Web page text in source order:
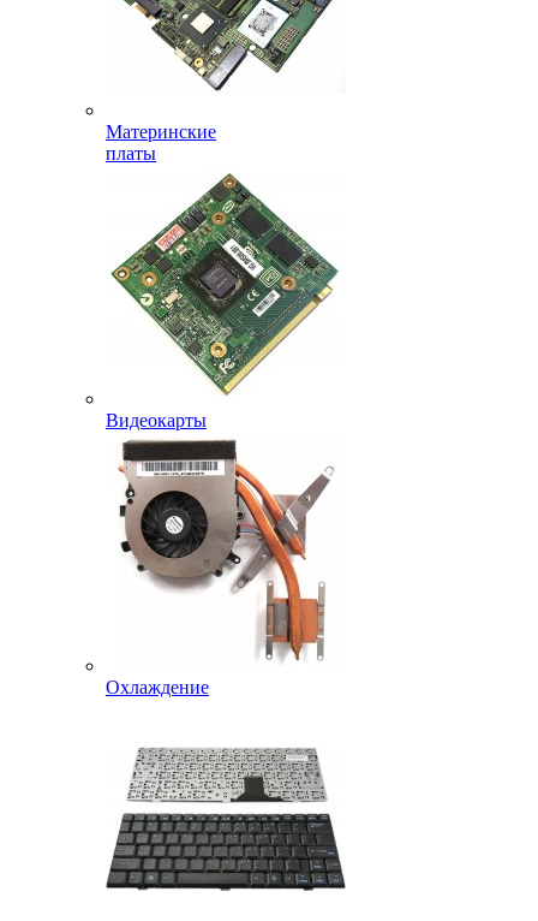
Материнские
платы
Видеокарты
Охлаждение